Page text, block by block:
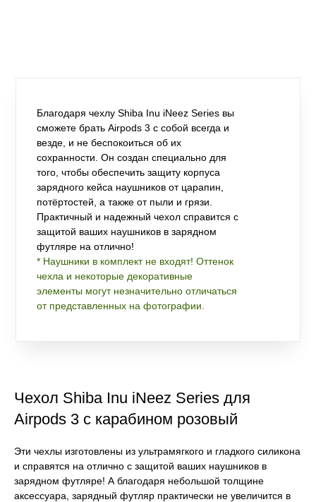
Благодаря чехлу Shiba Inu iNeez Series вы
сможете брать Airpods 3 с собой всегда и
везде, и не беспокоиться об их
сохранности. Он создан специально для
того, чтобы обеспечить защиту корпуса
зарядного кейса наушников от царапин,
потёртостей, а также от пыли и грязи.
Практичный и надежный чехол справится с
защитой ваших наушников в зарядном
футляре на отлично!
* Наушники в комплект не входят! Оттенок
чехла и некоторые декоративные
элементы могут незначительно отличаться
от представленных на фотографии.
Чехол Shiba Inu iNeez Series для
Airpods 3 с карабином розовый
Эти чехлы изготовлены из ультрамягкого и гладкого силикона
и справятся на отлично с защитой ваших наушников в
зарядном футляре! А благодаря небольшой толщине
аксессуара, зарядный футляр практически не увеличится в